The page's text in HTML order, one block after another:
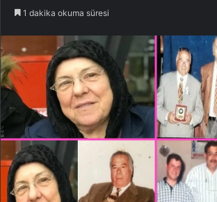
1 dakika okuma süresi